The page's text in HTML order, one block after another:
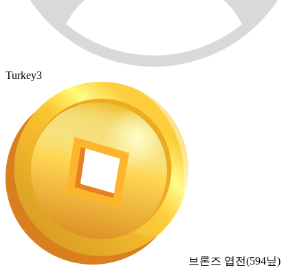
Turkey3
브론즈 엽전(594닢)